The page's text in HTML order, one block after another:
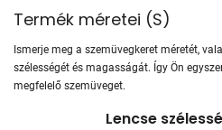
Termék méretei (S)
Ismerje meg a szemüvegkeret méretét,
szélességét és magasságát. Így Ön
megfelelő szemüveget.
Lencse